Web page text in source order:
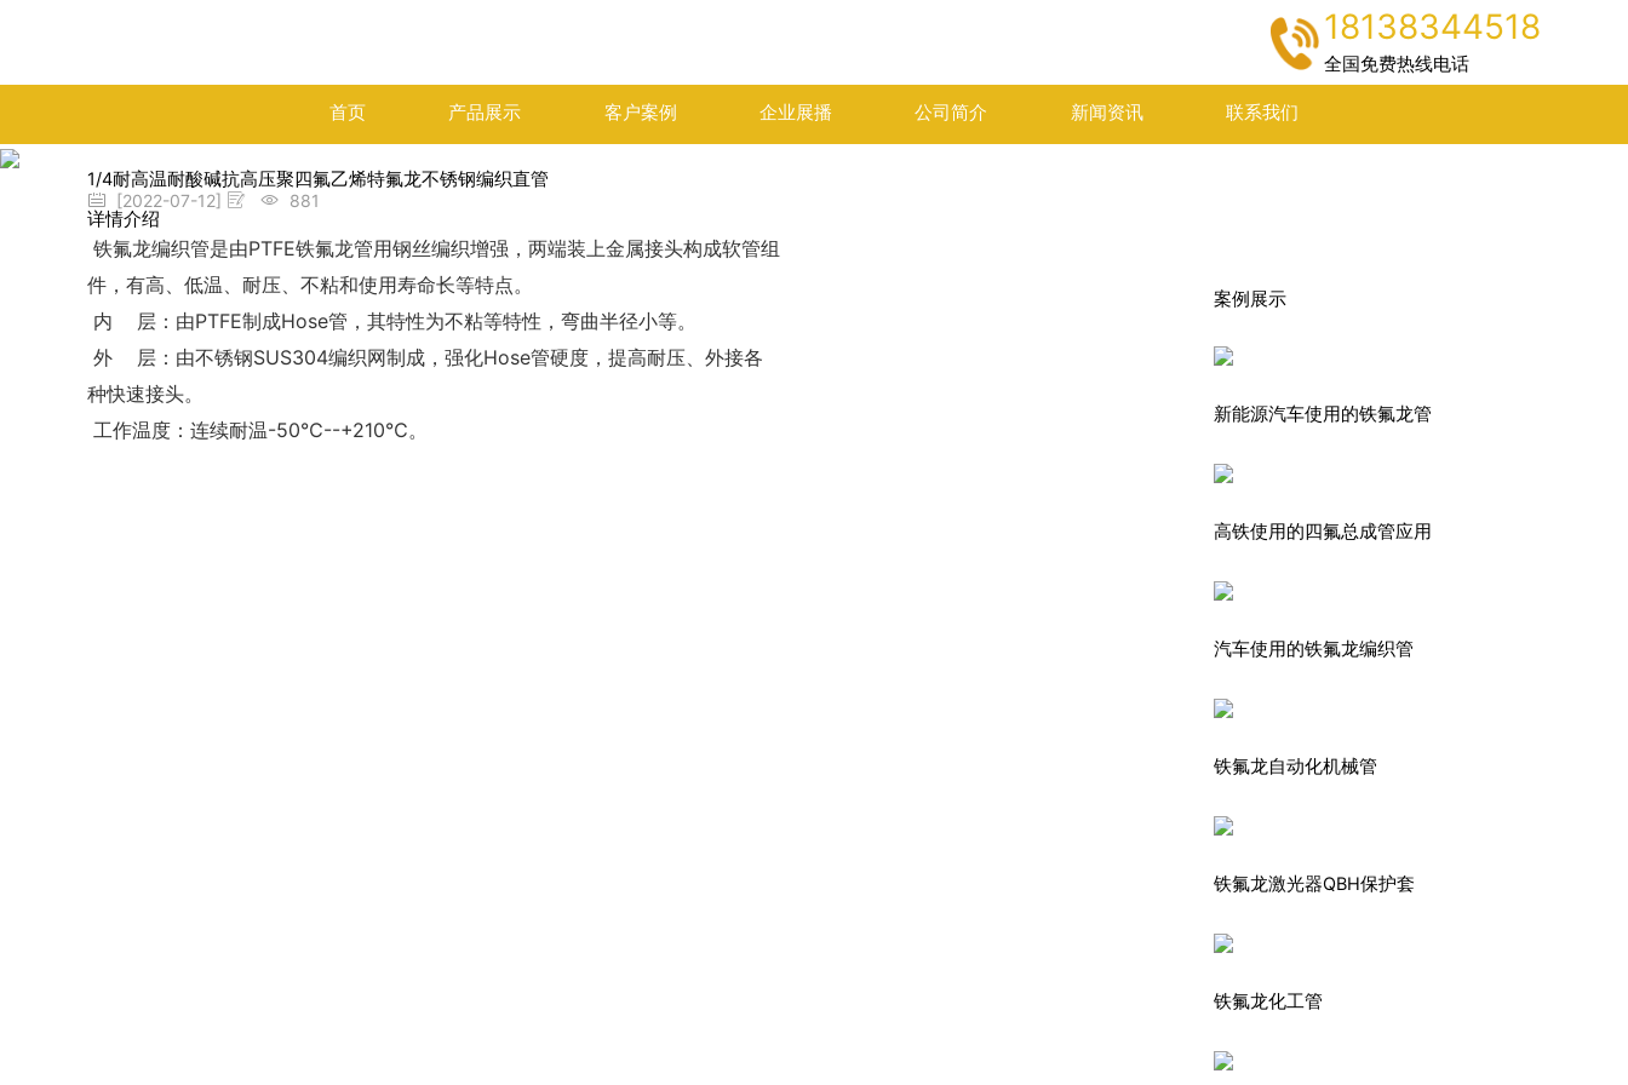
18138344518
全国免费热线电话
首页 产品展示 客户案例 企业展播 公司简介 新闻资讯 联系我们
1/4耐高温耐酸碱抗高压聚四氟乙烯特氟龙不锈钢编织直管
[2022-07-12] 881
详情介绍
铁氟龙编织管是由PTFE铁氟龙管用钢丝编织增强，两端装上金属接头构成软管组
件，有高、低温、耐压、不粘和使用寿命长等特点。
内 层：由PTFE制成Hose管，其特性为不粘等特性，弯曲半径小等。
外 层：由不锈钢SUS304编织网制成，强化Hose管硬度，提高耐压、外接各
种快速接头。
工作温度：连续耐温-50℃--+210℃。
案例展示
新能源汽车使用的铁氟龙管
高铁使用的四氟总成管应用
汽车使用的铁氟龙编织管
铁氟龙自动化机械管
铁氟龙激光器QBH保护套
铁氟龙化工管